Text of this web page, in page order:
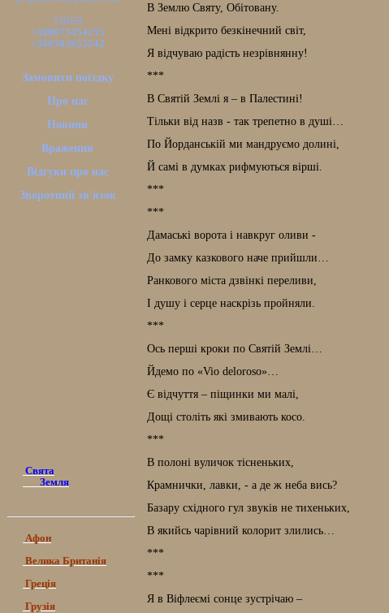
VIBER
+380975454255
+380502655542
Замовити поїздку
Про нас
Новини
Враження
Відгуки про нас
Зворотний зв'язок
Свята
Земля
Афон
Велика Британія
Греція
Грузія
В Землю Святу, Обітовану.
Мені відкрито безкінечний світ,
Я відчуваю радість незрівнянну!
***
В Святій Землі я – в Палестині!
Тільки від назв - так трепетно в душі…
По Йорданській ми мандруємо долині,
Й самі в думках рифмуються вірші.
***
***
Дамаські ворота і навкруг оливи -
До замку казкового наче прийшли…
Ранкового міста дзвінкі переливи,
І душу і серце наскрізь пройняли.
***
Ось перші кроки по Святій Землі…
Йдемо по «Vio deloroso»…
Є відчуття – піщинки ми малі,
Дощі століть які змивають косо.
***
В полоні вуличок тісненьких,
Крамнички, лавки, - а де ж неба вись?
Базару східного гул звуків не тихеньких,
В якийсь чарівний колорит злились…
***
***
Я в Віфлеємі сонце зустрічаю –